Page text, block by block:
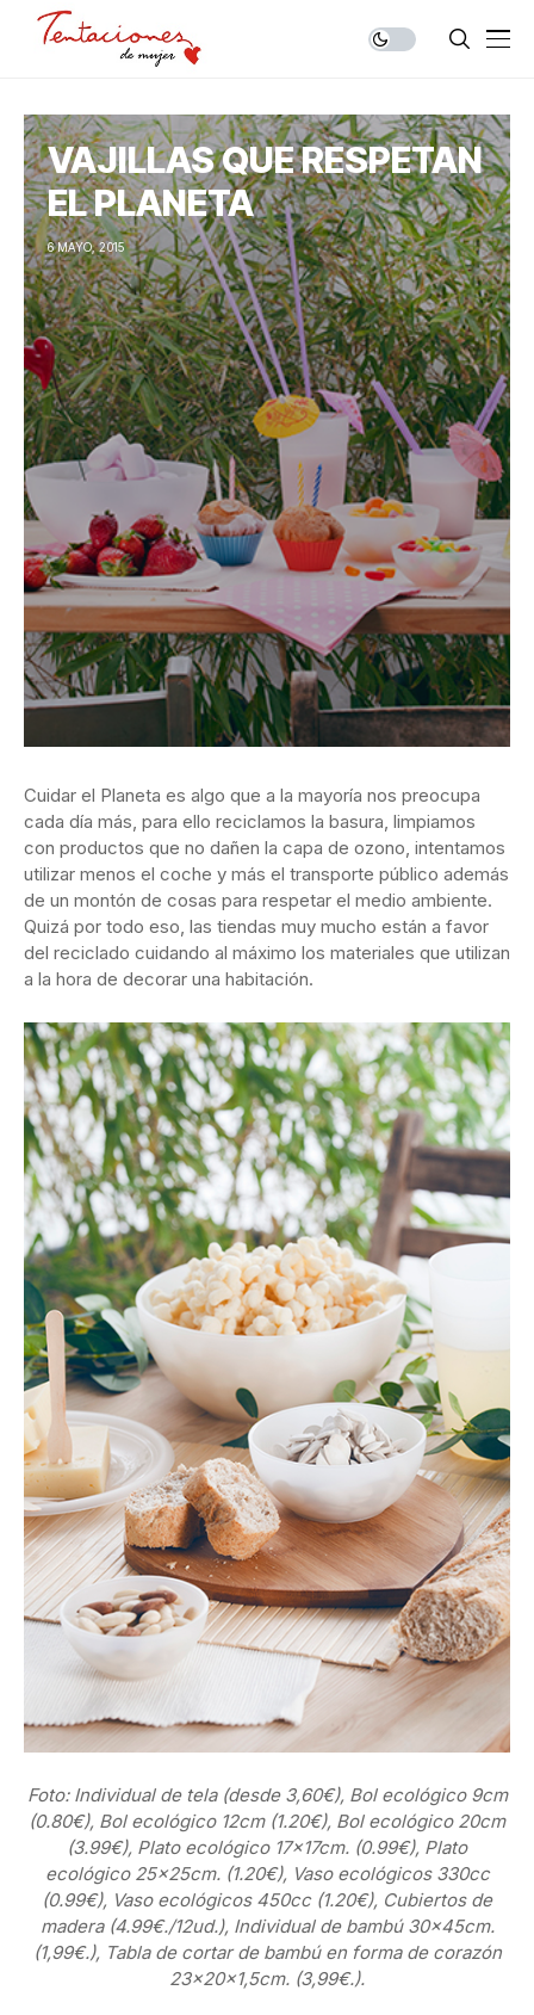
VAJILLAS QUE RESPETAN
EL PLANETA
6 MAYO, 2015
Cuidar el Planeta es algo que a la mayoría nos preocupa
cada día más, para ello reciclamos la basura, limpiamos
con productos que no dañen la capa de ozono, intentamos
utilizar menos el coche y más el transporte público además
de un montón de cosas para respetar el medio ambiente.
Quizá por todo eso, las tiendas muy mucho están a favor
del reciclado cuidando al máximo los materiales que utilizan
a la hora de decorar una habitación.
Foto: Individual de tela (desde 3,60€), Bol ecológico 9cm
(0.80€), Bol ecológico 12cm (1.20€), Bol ecológico 20cm
(3.99€), Plato ecológico 17x17cm. (0.99€), Plato
ecológico 25x25cm. (1.20€), Vaso ecológicos 330cc
(0.99€), Vaso ecológicos 450cc (1.20€), Cubiertos de
madera (4.99€./12ud.), Individual de bambú 30x45cm.
(1,99€.), Tabla de cortar de bambú en forma de corazón
23x20x1,5cm. (3,99€.).